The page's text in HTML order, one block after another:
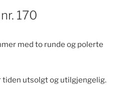
170
med to runde og polerte
utsolgt og utilgjengelig.